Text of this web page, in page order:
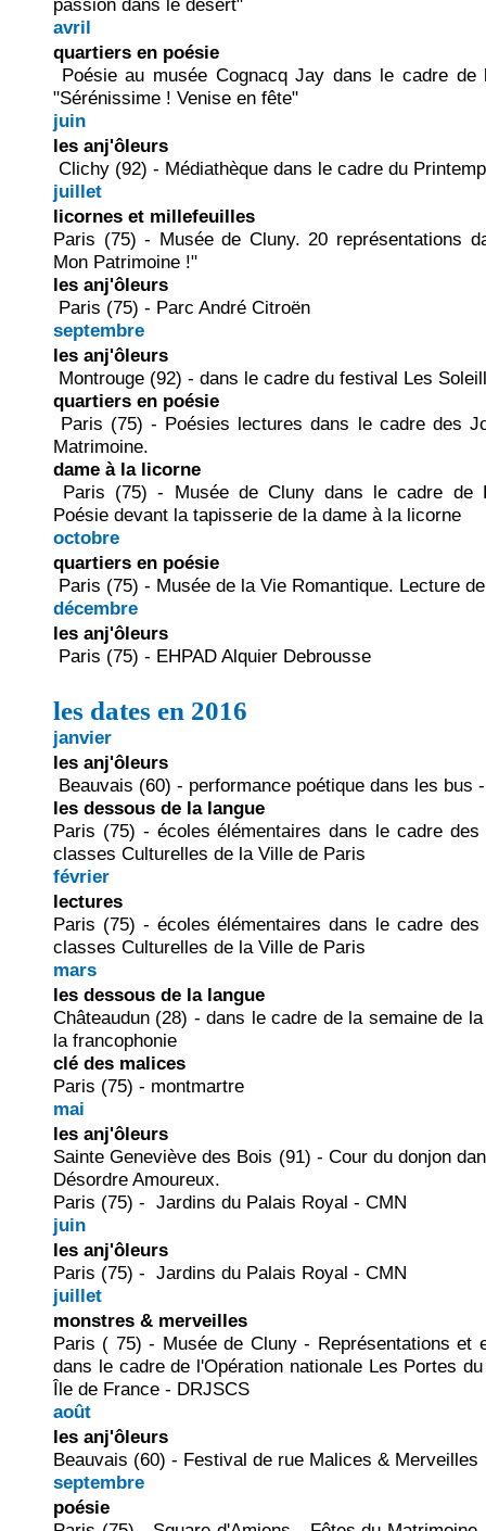
passion dans le désert"
avril
quartiers en poésie
Poésie au musée Cognacq Jay dans le cadre de
"Sérénissime ! Venise en fête"
juin
les anj'ôleurs
Clichy (92) - Médiathèque dans le cadre du
juillet
licornes et millefeuilles
Paris (75) - Musée de Cluny. 20 représentations
Mon Patrimoine !"
les anj'ôleurs
Paris (75) - Parc André Citroën
septembre
les anj'ôleurs
Montrouge (92) - dans le cadre du festival Les
quartiers en poésie
Paris (75) - Poésies lectures dans le cadre des
Matrimoine.
dame à la licorne
Paris (75) - Musée de Cluny dans le cadre de
Poésie devant la tapisserie de la dame à la licorne
octobre
quartiers en poésie
Paris (75) - Musée de la Vie Romantique. Lecture
décembre
les anj'ôleurs
Paris (75) - EHPAD Alquier Debrousse
les dates en 2016
janvier
les anj'ôleurs
Beauvais (60) - performance poétique dans les bus
les dessous de la langue
Paris (75) - écoles élémentaires dans le cadre
classes Culturelles de la Ville de Paris
février
lectures
Paris (75) - écoles élémentaires dans le cadre
classes Culturelles de la Ville de Paris
mars
les dessous de la langue
Châteaudun (28) - dans le cadre de la semaine de
la francophonie
clé des malices
Paris (75) - montmartre
mai
les anj'ôleurs
Sainte Geneviève des Bois (91) - Cour du donjon
Désordre Amoureux.
Paris (75) - Jardins du Palais Royal - CMN
juin
les anj'ôleurs
Paris (75) - Jardins du Palais Royal - CMN
juillet
monstres & merveilles
Paris ( 75) - Musée de Cluny - Représentations et
dans le cadre de l'Opération nationale Les Portes
Île de France - DRJSCS
août
les anj'ôleurs
Beauvais (60) - Festival de rue Malices & Merveilles
septembre
poésie